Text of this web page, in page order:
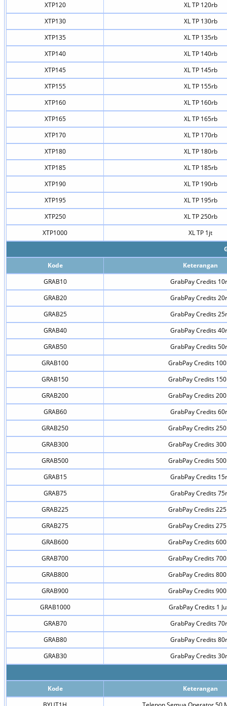
XTP120
XL TP 120rb
XTP130
XL TP 130rb
XTP135
XL TP 135rb
XTP140
XL TP 140rb
XTP145
XL TP 145rb
XTP155
XL TP 155rb
XTP160
XL TP 160rb
XTP165
XL TP 165rb
XTP170
XL TP 170rb
XTP180
XL TP 180rb
XTP185
XL TP 185rb
XTP190
XL TP 190rb
XTP195
XL TP 195rb
XTP250
XL TP 250rb
XTP1000
XL TP 1jt
Kode
Keterangan
GRAB10
GrabPay Credits
GRAB20
GrabPay Credits
GRAB25
GrabPay Credits
GRAB40
GrabPay Credits
GRAB50
GrabPay Credits
GRAB100
GrabPay Credits
GRAB150
GrabPay Credits
GRAB200
GrabPay Credits
GRAB60
GrabPay Credits
GRAB250
GrabPay Credits
GRAB300
GrabPay Credits
GRAB500
GrabPay Credits
GRAB15
GrabPay Credits
GRAB75
GrabPay Credits
GRAB225
GrabPay Credits
GRAB275
GrabPay Credits
GRAB600
GrabPay Credits
GRAB700
GrabPay Credits
GRAB800
GrabPay Credits
GRAB900
GrabPay Credits
GRAB1000
GrabPay Credits 1
GRAB70
GrabPay Credits
GRAB80
GrabPay Credits
GRAB30
GrabPay Credits
Kode
Keterangan